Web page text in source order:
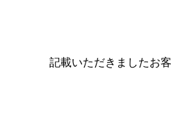
記載いただきましたお